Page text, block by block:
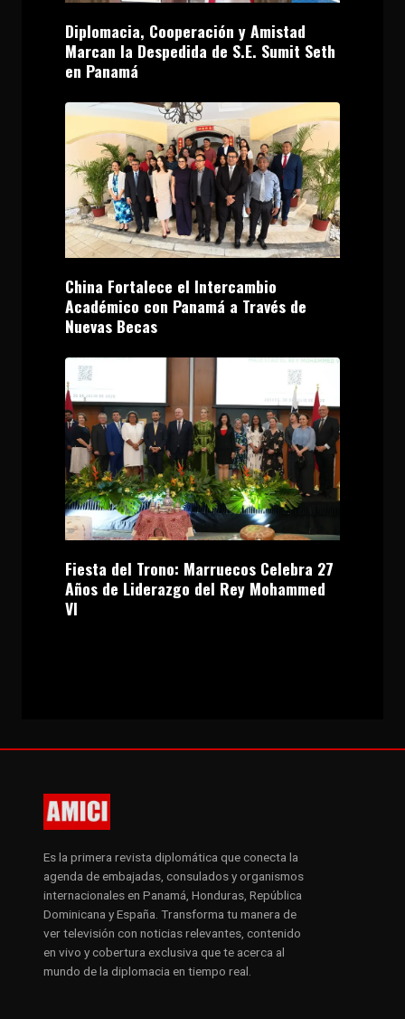
Diplomacia, Cooperación y Amistad
Marcan la Despedida de S.E. Sumit Seth
en Panamá
China Fortalece el Intercambio
Académico con Panamá a Través de
Nuevas Becas
Fiesta del Trono: Marruecos Celebra 27
Años de Liderazgo del Rey Mohammed
VI
Es la primera revista diplomática que conecta la
agenda de embajadas, consulados y organismos
internacionales en Panamá, Honduras, República
Dominicana y España. Transforma tu manera de
ver televisión con noticias relevantes, contenido
en vivo y cobertura exclusiva que te acerca al
mundo de la diplomacia en tiempo real.